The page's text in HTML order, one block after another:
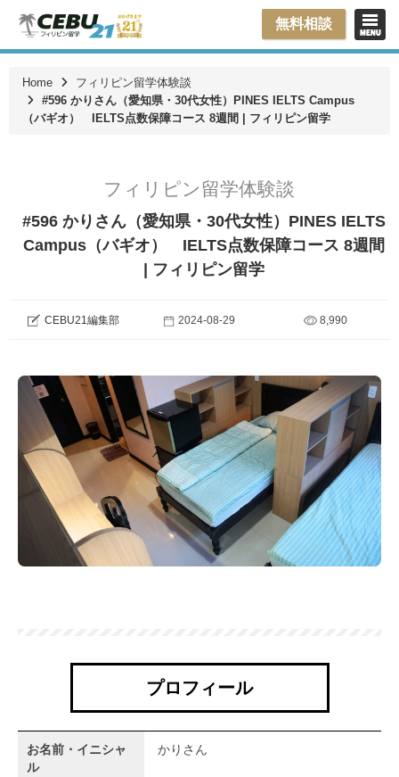
無料相談
Home
フィリピン留学体験談
#596 かりさん（愛知県・30代女性）PINES IELTS Campus
（バギオ） IELTS点数保障コース 8週間 | フィリピン留学
フィリピン留学体験談
#596 かりさん（愛知県・30代女性）PINES IELTS
Campus（バギオ） IELTS点数保障コース 8週間
| フィリピン留学
CEBU21編集部 2024-08-29 8,990
プロフィール
お名前・イニシャ
ル
かりさん